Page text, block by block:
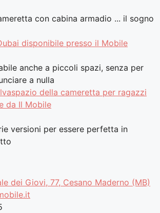
con cabina armadio ... il sogno
anche a piccoli spazi, senza per
a nulla
versioni per essere perfetta in
dei Giovi, 77, Cesano Maderno (MB)